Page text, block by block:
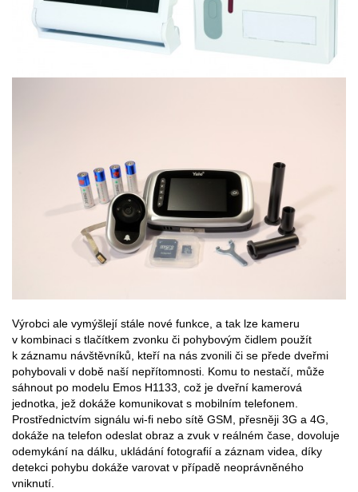
Výrobci ale vymýšlejí stále nové funkce, a tak lze kameru
v kombinaci s tlačítkem zvonku či pohybovým čidlem použít
k záznamu návštěvníků, kteří na nás zvonili či se přede dveřmi
pohybovali v době naší nepřítomnosti. Komu to nestačí, může
sáhnout po modelu Emos H1133, což je dveřní kamerová
jednotka, jež dokáže komunikovat s mobilním telefonem.
Prostřednictvím signálu wi-fi nebo sítě GSM, přesněji 3G a 4G,
dokáže na telefon odeslat obraz a zvuk v reálném čase, dovoluje
odemykání na dálku, ukládání fotografií a záznam videa, díky
detekci pohybu dokáže varovat v případě neoprávněného
vniknutí.